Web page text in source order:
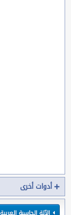
أدوات أخرى